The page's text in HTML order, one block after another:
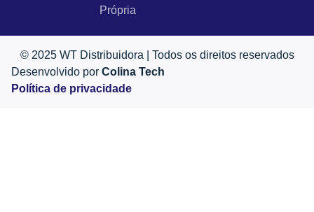
Própria
© 2025 WT Distribuidora | Todos os direitos reservados
Desenvolvido por Colina Tech
Política de privacidade